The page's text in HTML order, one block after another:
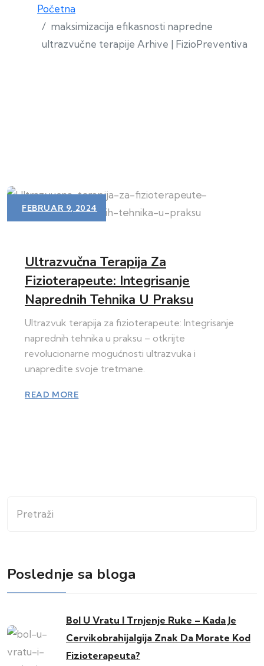
Početna
maksimizacija efikasnosti napredne
ultrazvučne terapije Arhive | FizioPreventiva
FEBRUAR 9, 2024
Ultrazvučna Terapija Za
Fizioterapeute: Integrisanje
Naprednih Tehnika U Praksu
Ultrazvuk terapija za fizioterapeute: Integrisanje
naprednih tehnika u praksu – otkrijte
revolucionarne mogućnosti ultrazvuka i
unapredite svoje tretmane.
READ MORE
Poslednje sa bloga
Bol U Vratu I Trnjenje Ruke – Kada Je
Cervikobrahijalgija Znak Da Morate Kod
Fizioterapeuta?